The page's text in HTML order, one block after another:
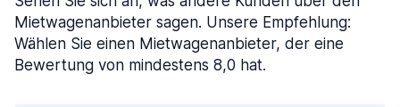
Mietwagenanbieter sagen. Unsere Empfehlung:
Wählen Sie einen Mietwagenanbieter, der eine
Bewertung von mindestens 8,0 hat.